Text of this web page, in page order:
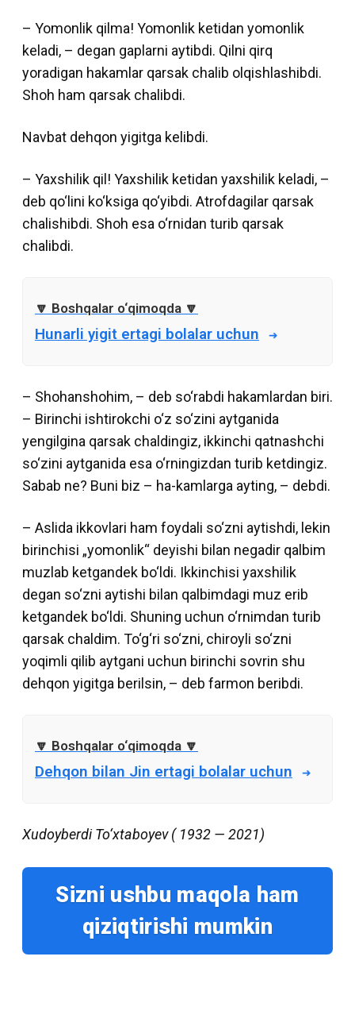
– Yomonlik qilma! Yomonlik ketidan yomonlik
keladi, – degan gaplarni aytibdi. Qilni qirq
yoradigan hakamlar qarsak chalib olqishlashibdi.
Shoh ham qarsak chalibdi.
Navbat dehqon yigitga kelibdi.
– Yaxshilik qil! Yaxshilik ketidan yaxshilik keladi, –
deb qo‘lini ko‘ksiga qo‘yibdi. Atrofdagilar qarsak
chalishibdi. Shoh esa o‘rnidan turib qarsak
chalibdi.
Hunarli yigit ertagi bolalar uchun
– Shohanshohim, – deb so‘rabdi hakamlardan biri.
– Birinchi ishtirokchi o‘z so‘zini aytganida
yengilgina qarsak chaldingiz, ikkinchi qatnashchi
so‘zini aytganida esa o‘rningizdan turib ketdingiz.
Sabab ne? Buni biz – ha-kamlarga ayting, – debdi.
– Aslida ikkovlari ham foydali so‘zni aytishdi, lekin
birinchisi „yomonlik“ deyishi bilan negadir qalbim
muzlab ketgandek bo‘ldi. Ikkinchisi yaxshilik
degan so‘zni aytishi bilan qalbimdagi muz erib
ketgandek bo‘ldi. Shuning uchun o‘rnimdan turib
qarsak chaldim. To‘g‘ri so‘zni, chiroyli so‘zni
yoqimli qilib aytgani uchun birinchi sovrin shu
dehqon yigitga berilsin, – deb farmon beribdi.
Dehqon bilan Jin ertagi bolalar uchun
Xudoyberdi To‘xtaboyev ( 1932 — 2021)
Sizni ushbu maqola ham
qiziqtirishi mumkin